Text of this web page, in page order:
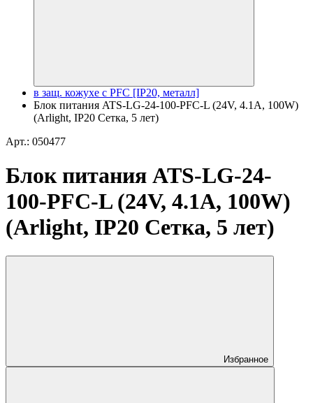
в защ. кожухе с PFC [IP20, металл]
Блок питания ATS-LG-24-100-PFC-L (24V, 4.1A, 100W)
(Arlight, IP20 Сетка, 5 лет)
Арт.: 050477
Блок питания ATS-LG-24-
100-PFC-L (24V, 4.1A, 100W)
(Arlight, IP20 Сетка, 5 лет)
Избранное